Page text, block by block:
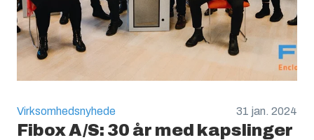
Virksomhedsnyhede 31 jan. 2024
Fibox A/S: 30 år med kapslinger